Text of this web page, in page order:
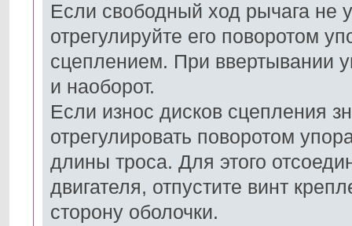
Если свободный ход рычага не
отрегулируйте его поворотом
сцеплением. При ввертывании
и наоборот.
Если износ дисков сцепления
отрегулировать поворотом
длины троса. Для этого
двигателя, отпустите винт
сторону оболочки.